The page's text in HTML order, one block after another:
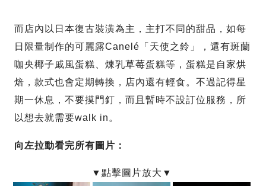
而店內以日本復古裝潢為主，主打不同的甜品，如每
日限量制作的可麗露Canelé「天使之鈴」，還有斑蘭
咖央椰子戚風蛋糕、煉乳草莓蛋糕等，蛋糕是自家烘
焙，款式也會定期轉換，店內還有輕食。不過記得星
期一休息，不要摸門釘，而且暫時不設訂位服務，所
以想去就需要walk in。
向左拉動看完所有圖片：